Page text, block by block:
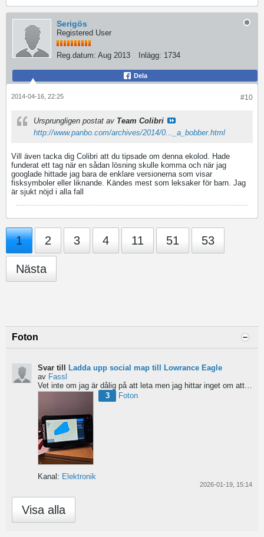
Serigös
Registered User
Reg.datum: Aug 2013 Inlägg: 1734
Dela
#10
2014-04-16, 22:25
Ursprungligen postat av Team Colibri
http://www.panbo.com/archives/2014/0..._a_bobber.html
Vill även tacka dig Colibri att du tipsade om denna ekolod. Hade
funderat ett tag när en sådan lösning skulle komma och när jag
googlade hittade jag bara de enklare versionerna som visar
fisksymboler eller liknande. Kändes mest som leksaker för barn. Jag
är sjukt nöjd i alla fall
1 2 3 4 11 51 53
Nästa
Foton
Svar till Ladda upp social map till Lowrance Eagle
av Fassl
3
Foton
Kanal: Elektronik
2026-01-19, 15:14
Visa alla